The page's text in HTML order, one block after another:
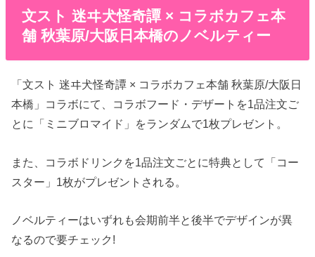
文スト 迷ヰ犬怪奇譚 × コラボカフェ本
舗 秋葉原/大阪日本橋のノベルティー
「文スト 迷ヰ犬怪奇譚 × コラボカフェ本舗 秋葉原/大阪日
本橋」コラボにて、コラボフード・デザートを1品注文ご
とに「ミニブロマイド」をランダムで1枚プレゼント。
また、コラボドリンクを1品注文ごとに特典として「コー
スター」1枚がプレゼントされる。
ノベルティーはいずれも会期前半と後半でデザインが異
なるので要チェック!